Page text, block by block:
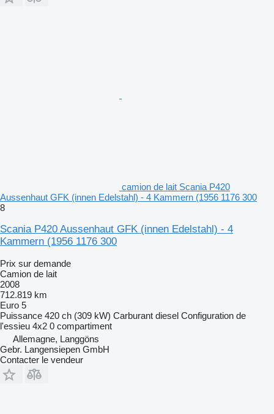
camion de lait Scania P420
Aussenhaut GFK (innen Edelstahl) - 4 Kammern (1956 1176 300
8
Scania P420 Aussenhaut GFK (innen Edelstahl) - 4
Kammern (1956 1176 300
Prix sur demande
Camion de lait
2008
712.819 km
Euro 5
Puissance 420 ch (309 kW) Carburant diesel Configuration de
l'essieu 4x2 0 compartiment
Allemagne, Langgöns
Gebr. Langensiepen GmbH
Contacter le vendeur